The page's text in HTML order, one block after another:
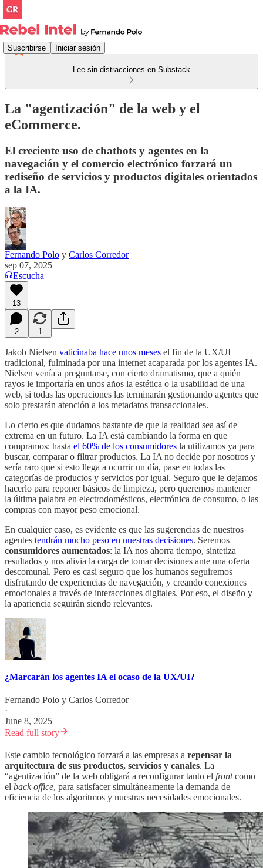
Suscribirse Iniciar sesión
Lee sin distracciones en Substack
La "agentización" de la web y el
eCommerce.
El creciente uso de chatbots y agentes en la
navegación y el comercio electrónico forzará un
rediseño de servicios y productos digitales orientados
a la IA.
Fernando Polo y Carlos Corredor
sep 07, 2025
Escucha
13
2 1
Jakob Nielsen vaticinaba hace unos meses el fin de la UX/UI
tradicional, fulminada por una internet acaparada por los agentes IA.
Nielsen venía a preguntarse, con cierto dramatismo, que a quién
rayos le importaría en unos años la estética o la usabilidad de una
web, si todas las operaciones las terminarán gestionando agentes que
solo prestarán atención a los metadatos transaccionales.
Lo cierto es que dudamos bastante de que la realidad sea así de
extrema en un futuro. La IA está cambiando la forma en que
compramos: hasta el 60% de los consumidores la utilizamos ya para
buscar, comparar o filtrar productos. La IA no decide por nosotros y
sería raro que si esto llega a ocurrir un día, pase en todas las
categorías de productos y servicios por igual. Seguro que le dejamos
hacerlo para reponer básicos de limpieza, pero queremos mantener
la última palabra en electrodomésticos, electrónica de consumo, o las
compras con mayor peso emocional.
En cualquier caso, es evidente es que las sugerencias de nuestros
agentes tendrán mucho peso en nuestras decisiones. Seremos
consumidores aumentados: la IA nos ahorra tiempo, sintetiza
resultados y nos alivia la carga de tomar decisiones ante una oferta
descomunal. Pero es casi seguro que los humanos seguiremos
disfrutando de experiencias de navegación, y creando conexiones
emocionales a través de interacciones digitales. Por eso, el diseño y
la apariencia seguirán siendo relevantes.
¿Marcarán los agentes IA el ocaso de la UX/UI?
Fernando Polo y Carlos Corredor
·
June 8, 2025
Read full story
Este cambio tecnológico forzará a las empresas a repensar la
arquitectura de sus productos, servicios y canales. La
“agentización” de la web obligará a reconfigurar tanto el frontcomo
el back office, para satisfacer simultáneamente la demanda de
eficiencia de los algoritmos y nuestras necesidades emocionales.